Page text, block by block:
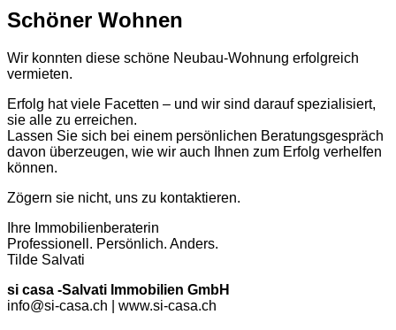
Schöner Wohnen
Wir konnten diese schöne Neubau-Wohnung erfolgreich
vermieten.
Erfolg hat viele Facetten – und wir sind darauf spezialisiert,
sie alle zu erreichen.
Lassen Sie sich bei einem persönlichen Beratungsgespräch
davon überzeugen, wie wir auch Ihnen zum Erfolg verhelfen
können.
Zögern sie nicht, uns zu kontaktieren.
Ihre Immobilienberaterin
Professionell. Persönlich. Anders.
Tilde Salvati
si casa -Salvati Immobilien GmbH
info@si-casa.ch | www.si-casa.ch